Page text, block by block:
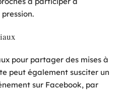
pour partager des mises à
peut également susciter un
sur Facebook, par